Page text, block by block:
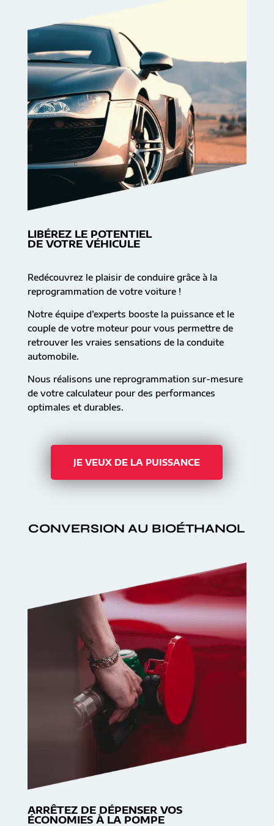
LIBÉREZ LE POTENTIEL
DE VOTRE VÉHICULE
Redécouvrez le plaisir de conduire grâce à la
reprogrammation de votre voiture !
Notre équipe d’experts booste la puissance et le
couple de votre moteur pour vous permettre de
retrouver les vraies sensations de la conduite
automobile.
Nous réalisons une reprogrammation sur-mesure
de votre calculateur pour des performances
optimales et durables.
JE VEUX DE LA PUISSANCE
CONVERSION AU BIOÉTHANOL
ARRÊTEZ DE DÉPENSER VOS
ÉCONOMIES À LA POMPE